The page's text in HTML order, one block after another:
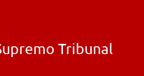
Tribunal